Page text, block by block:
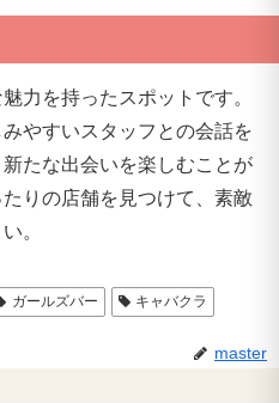
力を持ったスポットです。
やすいスタッフとの会話を
たな出会いを楽しむことが
りの店舗を見つけて、素敵
。
ガールズバー キャバクラ
master